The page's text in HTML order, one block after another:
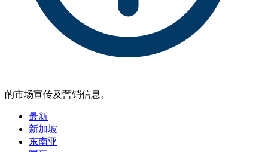
的市场宣传及营销信息。
最新
新加坡
东南亚